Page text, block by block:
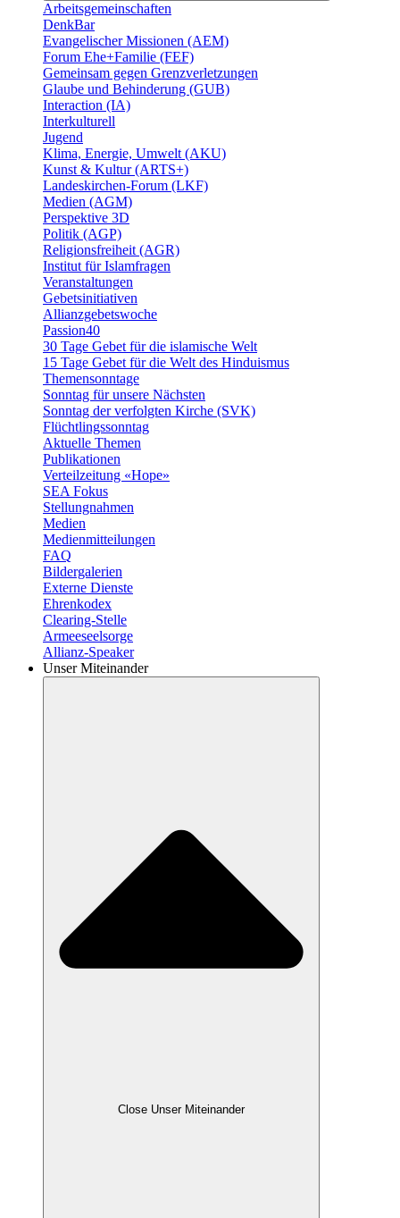
Arbeitsgemeinschaften
DenkBar
Evangelischer Missionen (AEM)
Forum Ehe+Familie (FEF)
Gemeinsam gegen Grenzverletzungen
Glaube und Behinderung (GUB)
Interaction (IA)
Interkulturell
Jugend
Klima, Energie, Umwelt (AKU)
Kunst & Kultur (ARTS+)
Landeskirchen-Forum (LKF)
Medien (AGM)
Perspektive 3D
Politik (AGP)
Religionsfreiheit (AGR)
Institut für Islamfragen
Veranstaltungen
Gebetsinitiativen
Allianzgebetswoche
Passion40
30 Tage Gebet für die islamische Welt
15 Tage Gebet für die Welt des Hinduismus
Themensonntage
Sonntag für unsere Nächsten
Sonntag der verfolgten Kirche (SVK)
Flüchtlingssonntag
Aktuelle Themen
Publikationen
Verteilzeitung «Hope»
SEA Fokus
Stellungnahmen
Medien
Medienmitteilungen
FAQ
Bildergalerien
Externe Dienste
Ehrenkodex
Clearing-Stelle
Armeeseelsorge
Allianz-Speaker
Unser Miteinander
Close Unser Miteinander